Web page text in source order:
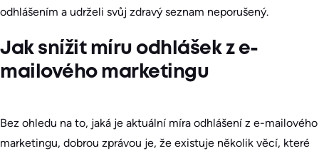
odhlášením a udrželi svůj zdravý seznam neporušený.
Jak snížit míru odhlášek z e-
mailového marketingu
Bez ohledu na to, jaká je aktuální míra odhlášení z e-mailového
marketingu, dobrou zprávou je, že existuje několik věcí, které